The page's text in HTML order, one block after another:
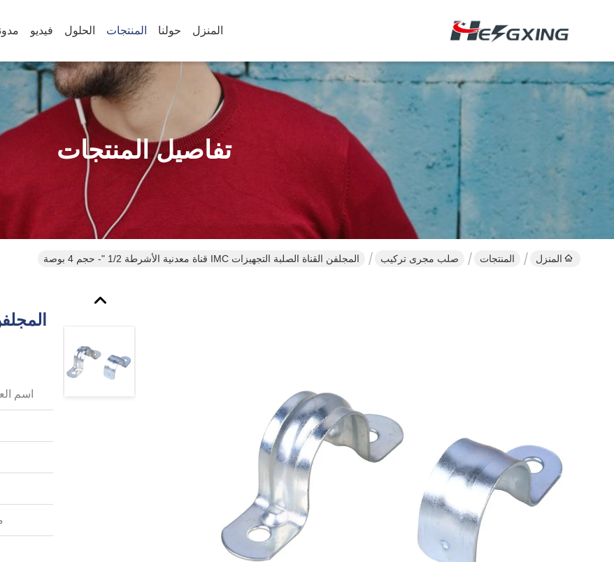
المنزل حولنا المنتجات الحلول فيديو
تفاصيل المنتجات
المنزل المنتجات صلب مجرى تركيب المجلفن القناة الصلبة التجهيزات IMC قناة معدنية الأشرطة 1/2 "- حجم 4 بوصة
اسم